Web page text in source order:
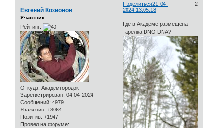
Поделиться 2
21-04-
2024 13:05:18
Евгений Козионов
Участник
Рейтинг:
Откуда: Академгородок
Зарегистрирован: 04-04-2024
Сообщений: 4979
Уважение: +3064
Позитив: +1947
Провел на форуме:
Где в Академе размещена
тарелка DNO DNA?